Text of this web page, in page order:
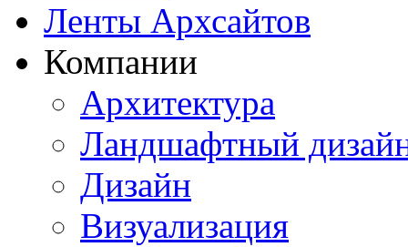
Ленты Архсайтов
Компании
Архитектура
Ландшафтный
Дизайн
Визуализация